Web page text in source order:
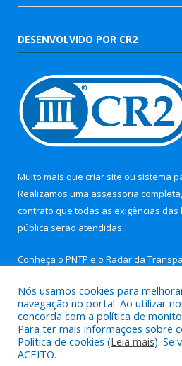
DESENVOLVIDO POR CR2
Muito mais que criar site ou sistema
Realizamos uma assessoria
contrato que todas as exigências das
pública serão atendidas.
Conheça o PNTP e o Radar da
Todos os direitos reservados a
Timboteua.
Nós usamos cookies para
navegação no portal. Ao utilizar
concorda com a política de
Para ter mais informações sobre
Política de cookies (Leia mais). Se
ACEITO.